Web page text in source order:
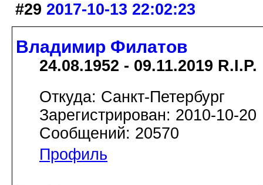
#29 2017-10-13 22:02:23
Владимир Филатов
24.08.1952 - 09.11.2019 R.I.P.
Откуда: Санкт-Петербург
Зарегистрирован: 2010-10-20
Сообщений: 20570
Профиль